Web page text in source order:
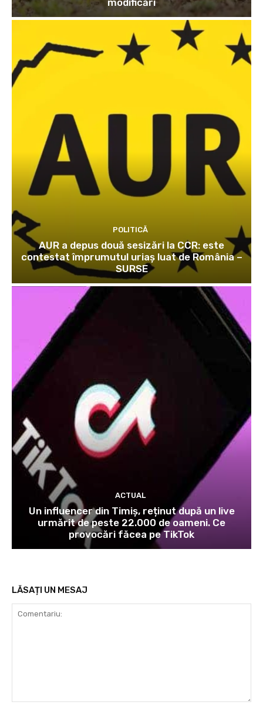
POLITICĂ
AUR a depus două sesizări la CCR: este
contestat împrumutul uriaș luat de România –
SURSE
ACTUAL
Un influencer din Timiș, reținut după un live
urmărit de peste 22.000 de oameni. Ce
provocări făcea pe TikTok
LĂSAȚI UN MESAJ